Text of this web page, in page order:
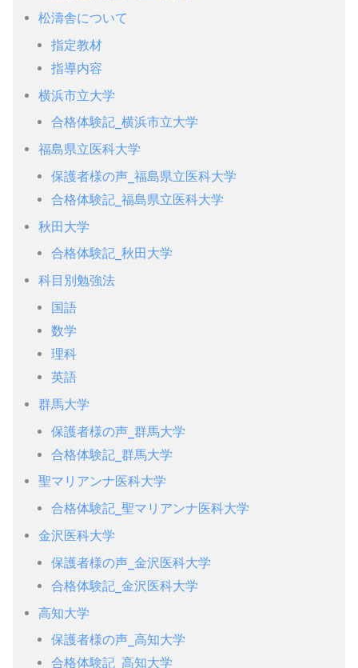
松濤舎について
指定教材
指導内容
横浜市立大学
合格体験記_横浜市立大学
福島県立医科大学
保護者様の声_福島県立医科大学
合格体験記_福島県立医科大学
秋田大学
合格体験記_秋田大学
科目別勉強法
国語
数学
理科
英語
群馬大学
保護者様の声_群馬大学
合格体験記_群馬大学
聖マリアンナ医科大学
合格体験記_聖マリアンナ医科大学
金沢医科大学
保護者様の声_金沢医科大学
合格体験記_金沢医科大学
高知大学
保護者様の声_高知大学
合格体験記_高知大学